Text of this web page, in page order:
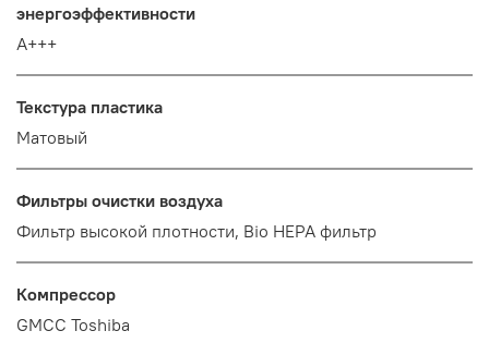
энергоэффективности
A+++
Текстура пластика
Матовый
Фильтры очистки воздуха
Фильтр высокой плотности, Bio HEPA фильтр
Компрессор
GMCC Toshiba